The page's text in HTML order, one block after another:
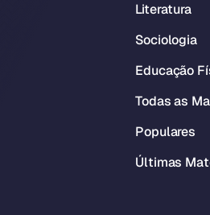
Literatura
Sociologia
Educação
Todas as
Populares
Últimas